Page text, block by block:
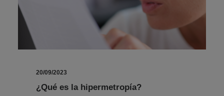
20/09/2023
¿Qué es la hipermetropía?